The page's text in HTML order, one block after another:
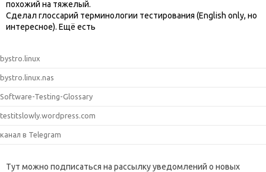
похожий на тяжелый.
Сделал глоссарий терминологии тестирования (English only, но
интересное). Ещё есть
bystro.linux
bystro.linux.nas
Software-Testing-Glossary
testitslowly.wordpress.com
канал в Telegram
Тут можно подписаться на рассылку уведомлений о новых